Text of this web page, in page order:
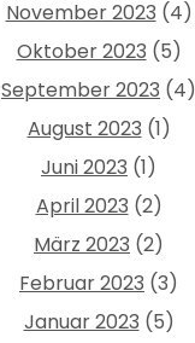
November 2023 (4)
Oktober 2023 (5)
September 2023 (4)
August 2023 (1)
Juni 2023 (1)
April 2023 (2)
März 2023 (2)
Februar 2023 (3)
Januar 2023 (5)